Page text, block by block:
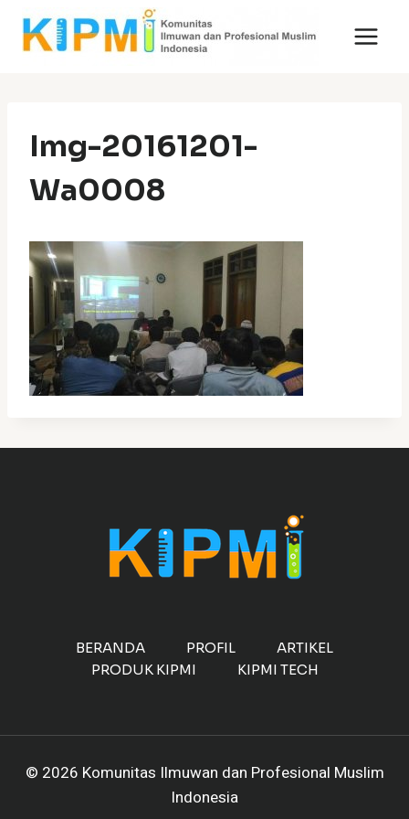
Skip
Img-20161201-
Wa0008
BERANDA PROFIL
ARTIKEL
PRODUK KIPMI
KIPMI TECH
© 2026 Komunitas Ilmuwan dan Profesional Muslim
Indonesia